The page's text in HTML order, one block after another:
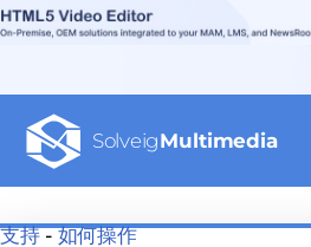
SolveigMultimedia
支持-如何操作